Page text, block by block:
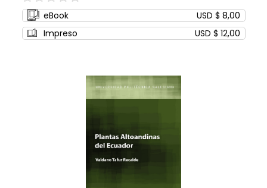
0%
eBook
USD $ 8,00
Impreso
USD $ 12,00